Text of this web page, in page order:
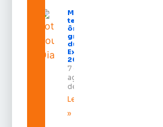
Macapá
terá
ônibus
gratuitos
durante a
Expofeira
2026
7 de
agosto
de 2026
Leia mais
»